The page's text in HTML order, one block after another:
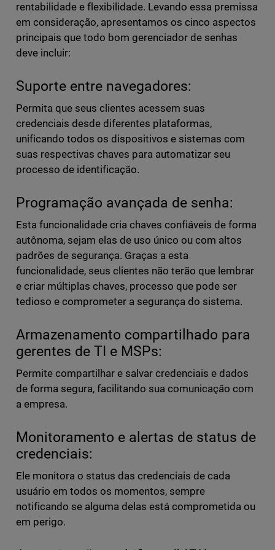
rentabilidade e flexibilidade. Levando essa premissa
em consideração, apresentamos os cinco aspectos
principais que todo bom gerenciador de senhas
deve incluir:
Suporte entre navegadores:
Permita que seus clientes acessem suas
credenciais desde diferentes plataformas,
unificando todos os dispositivos e sistemas com
suas respectivas chaves para automatizar seu
processo de identificação.
Programação avançada de senha:
Esta funcionalidade cria chaves confiáveis ​​de forma
autônoma, sejam elas de uso único ou com altos
padrões de segurança. Graças a esta
funcionalidade, seus clientes não terão que lembrar
e criar múltiplas chaves, processo que pode ser
tedioso e comprometer a segurança do sistema.
Armazenamento compartilhado para
gerentes de TI e MSPs:
Permite compartilhar e salvar credenciais e dados
de forma segura, facilitando sua comunicação com
a empresa.
Monitoramento e alertas de status de
credenciais:
Ele monitora o status das credenciais de cada
usuário em todos os momentos, sempre
notificando se alguma delas está comprometida ou
em perigo.